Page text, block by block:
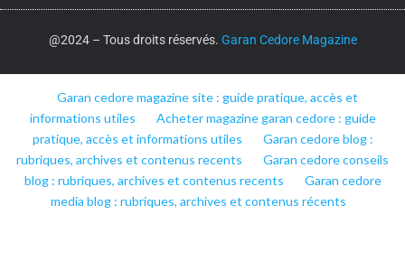
@2024 – Tous droits réservés. Garan Cedore Magazine
Garan cedore magazine site : guide pratique, accès et
informations utiles
Acheter magazine garan cedore : guide
pratique, accès et informations utiles
Garan cedore blog :
rubriques, archives et contenus recents
Garan cedore conseils
blog : rubriques, archives et contenus recents
Garan cedore
media blog : rubriques, archives et contenus récents